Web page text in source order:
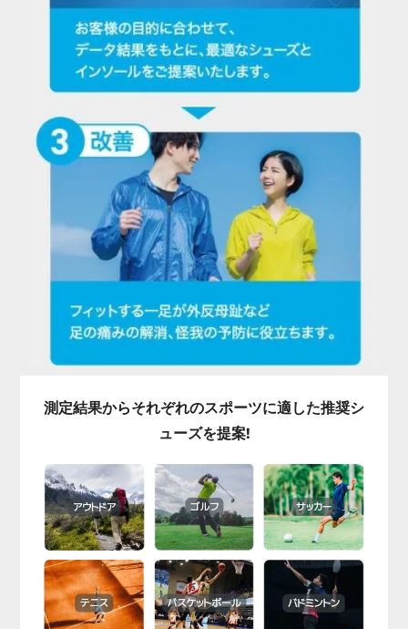
測定結果からそれぞれのスポーツに適した推奨シ
ューズを提案!